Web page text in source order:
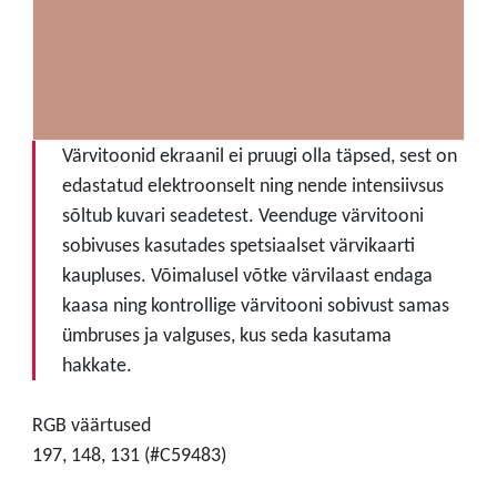
Värvitoonid ekraanil ei pruugi olla täpsed, sest on
edastatud elektroonselt ning nende intensiivsus
sõltub kuvari seadetest. Veenduge värvitooni
sobivuses kasutades spetsiaalset värvikaarti
kaupluses. Võimalusel võtke värvilaast endaga
kaasa ning kontrollige värvitooni sobivust samas
ümbruses ja valguses, kus seda kasutama
hakkate.
RGB väärtused
197, 148, 131 (#C59483)